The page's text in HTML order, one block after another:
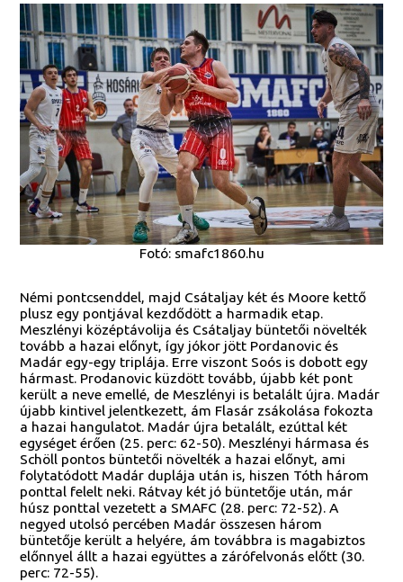
Fotó: smafc1860.hu
Némi pontcsenddel, majd Csátaljay két és Moore kettő
plusz egy pontjával kezdődött a harmadik etap.
Meszlényi középtávolija és Csátaljay büntetői növelték
tovább a hazai előnyt, így jókor jött Pordanovic és
Madár egy-egy triplája. Erre viszont Soós is dobott egy
hármast. Prodanovic küzdött tovább, újabb két pont
került a neve emellé, de Meszlényi is betalált újra. Madár
újabb kintivel jelentkezett, ám Flasár zsákolása fokozta
a hazai hangulatot. Madár újra betalált, ezúttal két
egységet érően (25. perc: 62-50). Meszlényi hármasa és
Schöll pontos büntetői növelték a hazai előnyt, ami
folytatódott Madár duplája után is, hiszen Tóth három
ponttal felelt neki. Rátvay két jó büntetője után, már
húsz ponttal vezetett a SMAFC (28. perc: 72-52). A
negyed utolsó percében Madár összesen három
büntetője került a helyére, ám továbbra is magabiztos
előnnyel állt a hazai együttes a zárófelvonás előtt (30.
perc: 72-55).